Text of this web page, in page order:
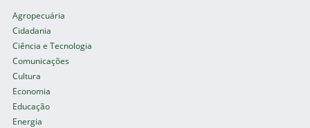
Agropecuária
Cidadania
Ciência e Tecnologia
Comunicações
Cultura
Economia
Educação
Energia